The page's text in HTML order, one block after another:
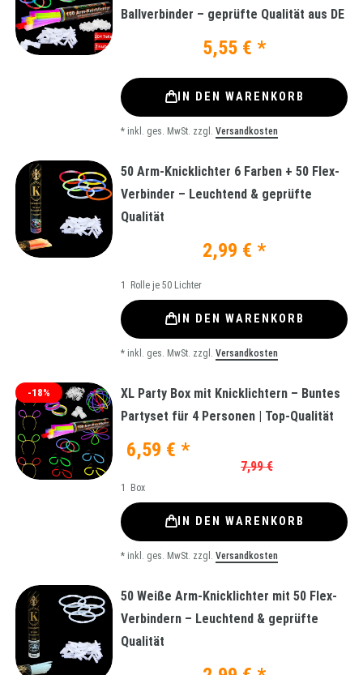
Ballverbinder – geprüfte Qualität aus DE
5,55 € *
IN DEN WARENKORB
* inkl. ges. MwSt. zzgl. Versandkosten
50 Arm-Knicklichter 6 Farben + 50 Flex-
Verbinder – Leuchtend & geprüfte
Qualität
2,99 € *
1 Rolle je 50 Lichter
IN DEN WARENKORB
* inkl. ges. MwSt. zzgl. Versandkosten
-18%
XL Party Box mit Knicklichtern – Buntes
Partyset für 4 Personen | Top-Qualität
7,99 €
6,59 € *
1 Box
IN DEN WARENKORB
* inkl. ges. MwSt. zzgl. Versandkosten
50 Weiße Arm-Knicklichter mit 50 Flex-
Verbindern – Leuchtend & geprüfte
Qualität